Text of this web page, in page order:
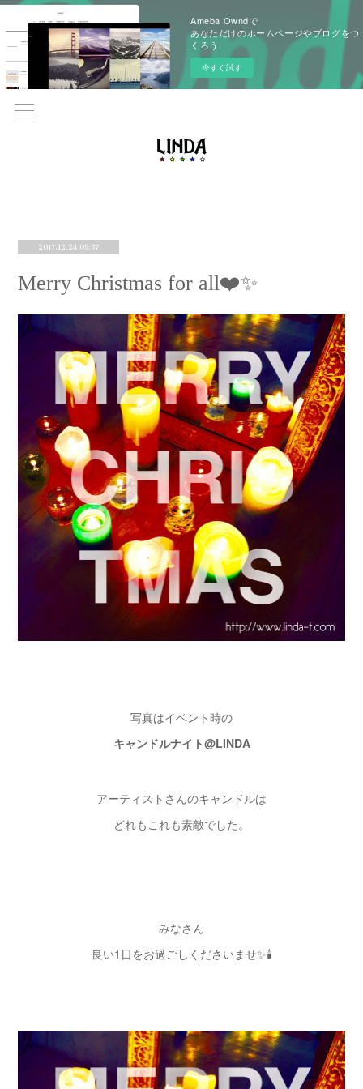
Ameba Owndで
あなただけのホームページやブログをつ
くろう
今すぐ試す
2017.12.24 09:37
Merry Christmas for all❤️✨
写真はイベント時の
キャンドルナイト@LINDA
アーティストさんのキャンドルは
どれもこれも素敵でした。
みなさん
良い1日をお過ごしくださいませ✨🕯